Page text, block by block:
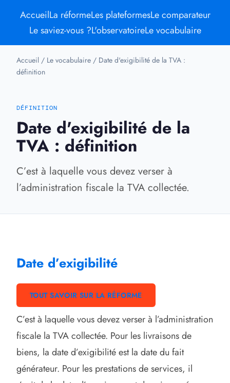
AccueilLa réformeLes plateformesLe comparateur
Le saviez-vous ?L'observatoireLe vocabulaire
Accueil / Le vocabulaire / Date d'exigibilité de la TVA :
définition
DÉFINITION
Date d'exigibilité de la
TVA : définition
C’est à laquelle vous devez verser à
l’administration fiscale la TVA collectée.
Date d’exigibilité
TOUT SAVOIR SUR LA RÉFORME
C’est à laquelle vous devez verser à l’administration
fiscale la TVA collectée. Pour les livraisons de
biens, la date d’exigibilité est la date du fait
générateur. Pour les prestations de services, il